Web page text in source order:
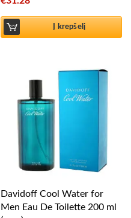
Į krepšelį
Davidoff Cool Water for
Men Eau De Toilette 200 ml